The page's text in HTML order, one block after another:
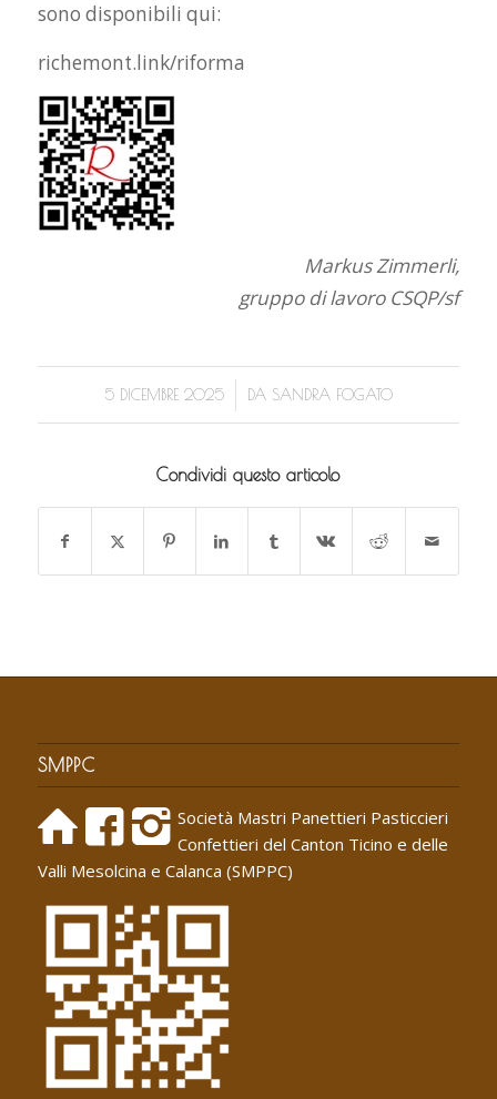
sono disponibili qui:
richemont.link/riforma
Markus Zimmerli,
gruppo di lavoro CSQP/sf
5 DICEMBRE 2025
/ DA SANDRA FOGATO
Condividi questo articolo
SMPPC
Società Mastri Panettieri Pasticcieri
Confettieri del Canton Ticino e delle
Valli Mesolcina e Calanca (SMPPC)